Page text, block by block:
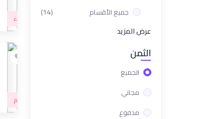
جميع الأقسام
(14)
عرض المزيد
الثمن
الجميع
مجاني
مدفوع
مبتدء
متقدم